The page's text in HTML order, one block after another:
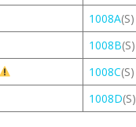
1008A(S)
1008B(S)
1008C(S)
1008D(S)